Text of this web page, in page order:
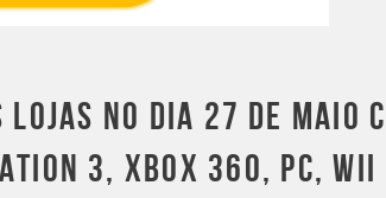
LOJAS NO DIA 27 DE MAIO
3, XBOX 360, PC, WII